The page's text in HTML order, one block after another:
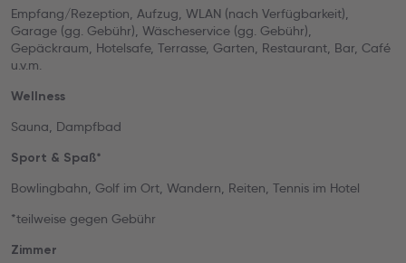
Empfang/Rezeption, Aufzug, WLAN (nach Verfügbarkeit),
Garage (gg. Gebühr), Wäscheservice (gg. Gebühr),
Gepäckraum, Hotelsafe, Terrasse, Garten, Restaurant, Bar, Café
u.v.m.
Wellness
Sauna, Dampfbad
Sport & Spaß*
Bowlingbahn, Golf im Ort, Wandern, Reiten, Tennis im Hotel
*teilweise gegen Gebühr
Zimmer